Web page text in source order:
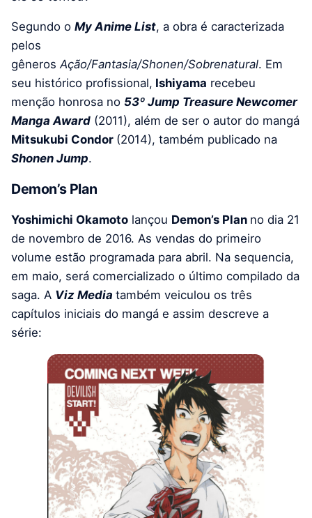
Segundo o My Anime List, a obra é caracterizada
pelos
gêneros Ação/Fantasia/Shonen/Sobrenatural. Em
seu histórico profissional, Ishiyama recebeu
menção honrosa no 53º Jump Treasure Newcomer
Manga Award (2011), além de ser o autor do mangá
Mitsukubi Condor (2014), também publicado na
Shonen Jump.
Demon’s Plan
Yoshimichi Okamoto lançou Demon’s Plan no dia 21
de novembro de 2016. As vendas do primeiro
volume estão programada para abril. Na sequencia,
em maio, será comercializado o último compilado da
saga. A Viz Media também veiculou os três
capítulos iniciais do mangá e assim descreve a
série: